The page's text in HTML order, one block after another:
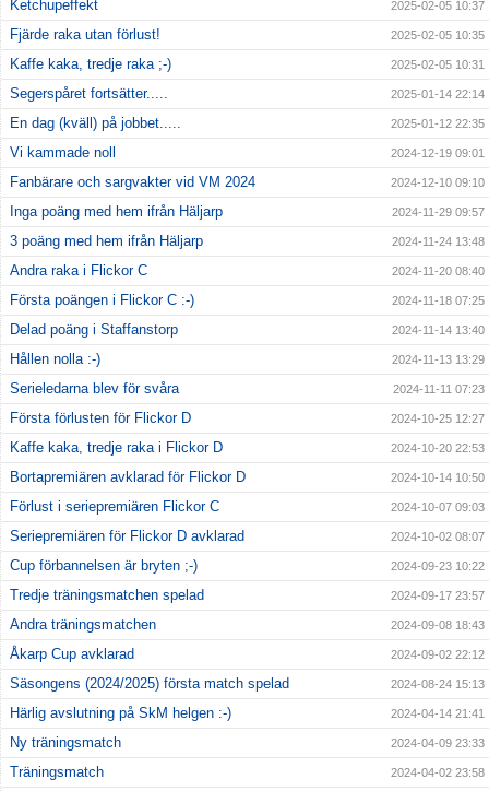
Ketchupeffekt 2025-02-05 10:37
Fjärde raka utan förlust! 2025-02-05 10:35
Kaffe kaka, tredje raka ;-) 2025-02-05 10:31
Segerspåret fortsätter..... 2025-01-14 22:14
En dag (kväll) på jobbet..... 2025-01-12 22:35
Vi kammade noll 2024-12-19 09:01
Fanbärare och sargvakter vid VM 2024 2024-12-10 09:10
Inga poäng med hem ifrån Häljarp 2024-11-29 09:57
3 poäng med hem ifrån Häljarp 2024-11-24 13:48
Andra raka i Flickor C 2024-11-20 08:40
Första poängen i Flickor C :-) 2024-11-18 07:25
Delad poäng i Staffanstorp 2024-11-14 13:40
Hållen nolla :-) 2024-11-13 13:29
Serieledarna blev för svåra 2024-11-11 07:23
Första förlusten för Flickor D 2024-10-25 12:27
Kaffe kaka, tredje raka i Flickor D 2024-10-20 22:53
Bortapremiären avklarad för Flickor D 2024-10-14 10:50
Förlust i seriepremiären Flickor C 2024-10-07 09:03
Seriepremiären för Flickor D avklarad 2024-10-02 08:07
Cup förbannelsen är bryten ;-) 2024-09-23 10:22
Tredje träningsmatchen spelad 2024-09-17 23:57
Andra träningsmatchen 2024-09-08 18:43
Åkarp Cup avklarad 2024-09-02 22:12
Säsongens (2024/2025) första match spelad 2024-08-24 15:13
Härlig avslutning på SkM helgen :-) 2024-04-14 21:41
Ny träningsmatch 2024-04-09 23:33
Träningsmatch 2024-04-02 23:58